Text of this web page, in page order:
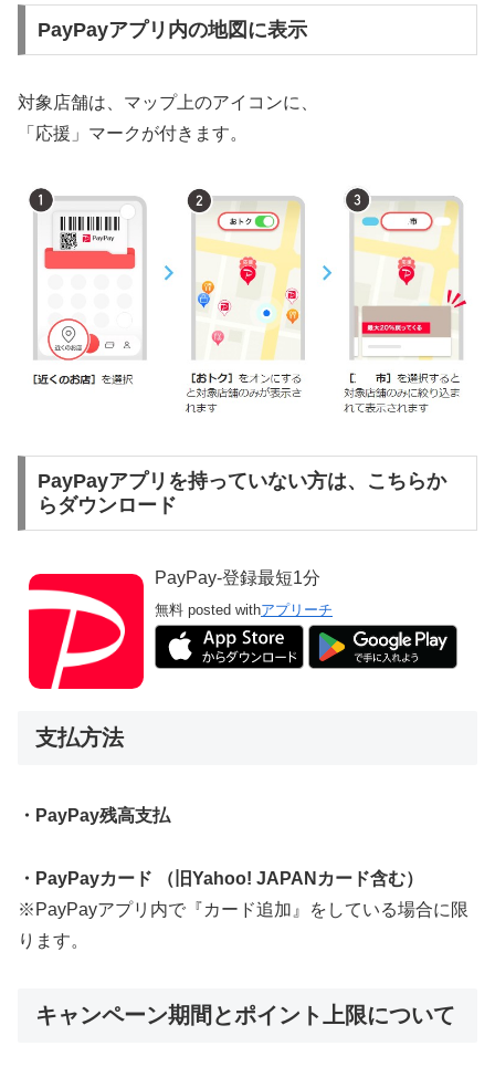
PayPayアプリ内の地図に表示
対象店舗は、マップ上のアイコンに、
「応援」マークが付きます。
PayPayアプリを持っていない方は、こちらか
らダウンロード
PayPay-登録最短1分
無料 posted withアプリーチ
支払方法
・PayPay残高支払
・PayPayカード （旧Yahoo! JAPANカード含む）
※PayPayアプリ内で『カード追加』をしている場合に限
ります。
キャンペーン期間とポイント上限について